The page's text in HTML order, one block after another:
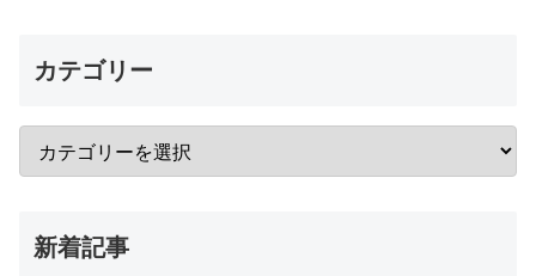
カテゴリー
新着記事